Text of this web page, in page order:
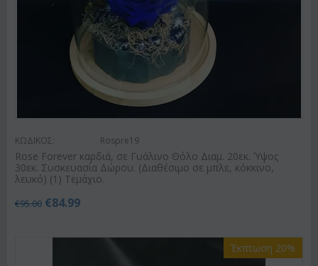
ΚΩΔΙΚΟΣ: Rospre19
Rose Forever καρδιά, σε Γυάλινο Θόλο Διαμ. 20εκ. Ύψος
30εκ. Συσκευασία Δώρου. (Διαθέσιμο σε μπλε, κόκκινο,
λευκό) (1) Τεμάχιο.
€95.00 €84.99
Έκπτωση 20%